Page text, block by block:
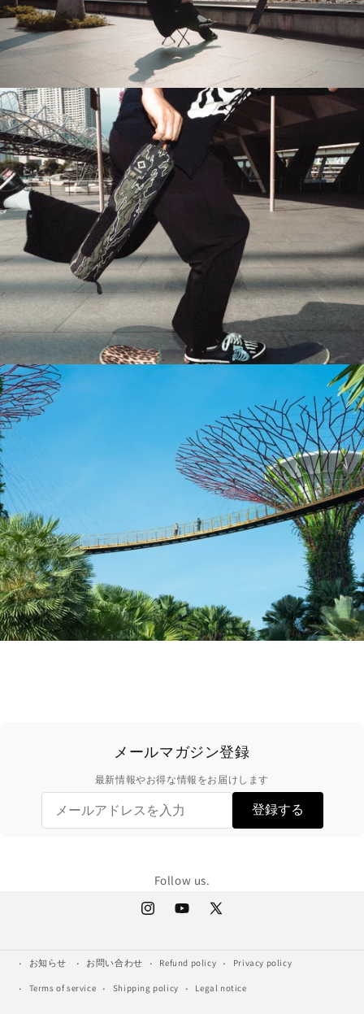
メールマガジン登録
最新情報やお得な情報をお届けします
登録する
Follow us.
InstagramYouTube
X
お知らせ お問い合わせ Refund policy Privacy policy
Terms of service Shipping policy Legal notice